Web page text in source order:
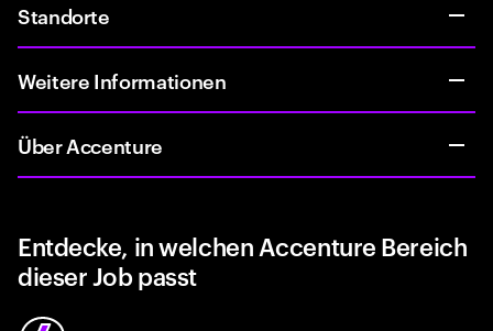
Standorte
Weitere Informationen
Über Accenture
Entdecke, in welchen Accenture Bereich
dieser Job passt